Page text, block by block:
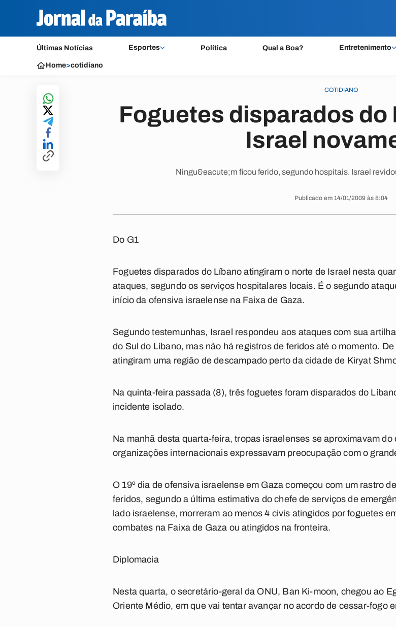
Últimas Notícias Esportes Política Qual a Boa? Entretenimento
Home>cotidiano
COTIDIANO
Foguetes disparados do
Israel
Ningu&eacute;m ficou ferido, segundo hospitais. Israel
Publicado em 14/01/2009 às 8:04
Do G1
Foguetes disparados do Líbano atingiram o norte de Israel nesta
ataques, segundo os serviços hospitalares locais. É o segundo
início da ofensiva israelense na Faixa de Gaza.
Segundo testemunhas, Israel respondeu aos ataques com sua
do Sul do Líbano, mas não há registros de feridos até o momento.
atingiram uma região de descampado perto da cidade de Kiryat
Na quinta-feira passada (8), três foguetes foram disparados do
incidente isolado.
Na manhã desta quarta-feira, tropas israelenses se aproximavam do
organizações internacionais expressavam preocupação com o
O 19º dia de ofensiva israelense em Gaza começou com um rastro
feridos, segundo a última estimativa do chefe de serviços de
lado israelense, morreram ao menos 4 civis atingidos por foguetes
combates na Faixa de Gaza ou atingidos na fronteira.
Diplomacia
Nesta quarta, o secretário-geral da ONU, Ban Ki-moon, chegou ao
Oriente Médio, em que vai tentar avançar no acordo de cessar-fogo